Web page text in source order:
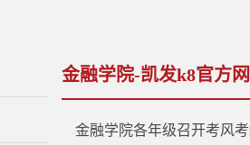
金融学院-凯发k8官方网
金融学院各年级召开考风